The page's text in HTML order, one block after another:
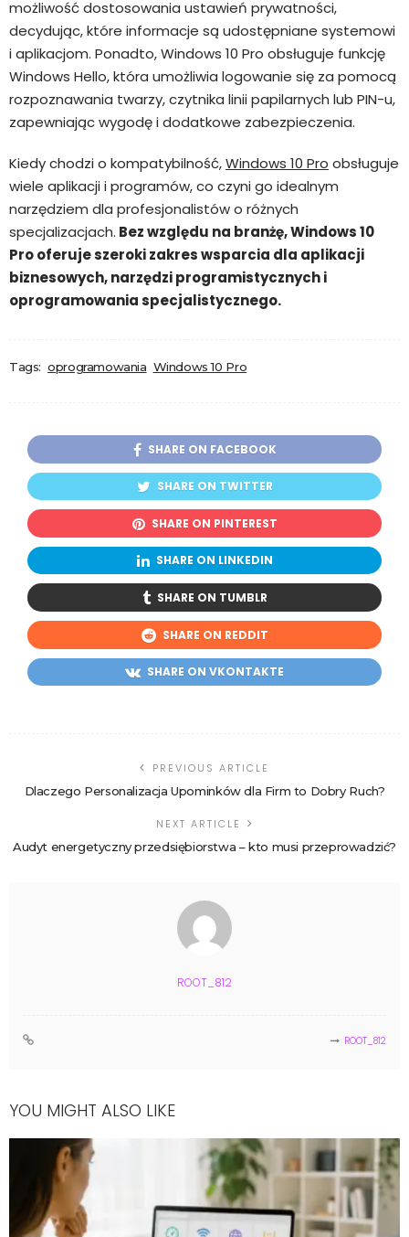
możliwość dostosowania ustawień prywatności,
decydując, które informacje są udostępniane systemowi
i aplikacjom. Ponadto, Windows 10 Pro obsługuje funkcję
Windows Hello, która umożliwia logowanie się za pomocą
rozpoznawania twarzy, czytnika linii papilarnych lub PIN-u,
zapewniając wygodę i dodatkowe zabezpieczenia.
Kiedy chodzi o kompatybilność,Windows 10 Pro obsługuje
wiele aplikacji i programów, co czyni go idealnym
narzędziem dla profesjonalistów o różnych
specjalizacjach. Bez względu na branżę, Windows 10
Pro oferuje szeroki zakres wsparcia dla aplikacji
biznesowych, narzędzi programistycznych i
oprogramowania specjalistycznego.
Tags: oprogramowania Windows 10 Pro
SHARE ON FACEBOOK
SHARE ON TWITTER
SHARE ON PINTEREST
SHARE ON LINKEDIN
SHARE ON TUMBLR
SHARE ON REDDIT
SHARE ON VKONTAKTE
PREVIOUS ARTICLE
Dlaczego Personalizacja Upominków dla Firm to Dobry Ruch?
NEXT ARTICLE
Audyt energetyczny przedsiębiorstwa – kto musi przeprowadzić?
ROOT_812
ROOT_812
YOU MIGHT ALSO LIKE